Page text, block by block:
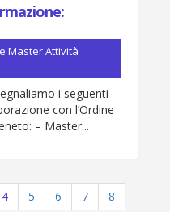
MasterAttività
i seguenti
con l’Ordine
– Master...
4 5 6 7
8